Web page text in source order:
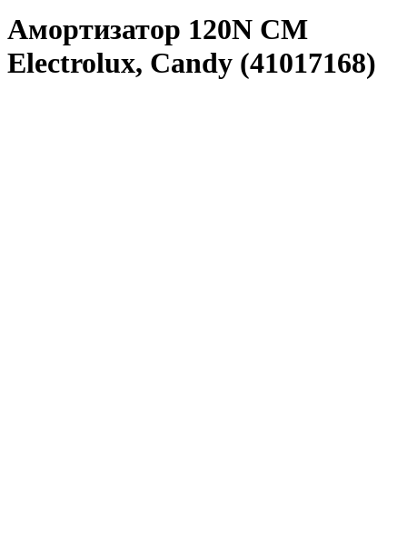
Амортизатор 120N СМ
Electrolux, Candy (41017168)